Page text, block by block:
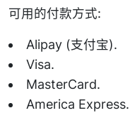
可用的付款方式:
Alipay (支付宝).
Visa.
MasterCard.
America Express.